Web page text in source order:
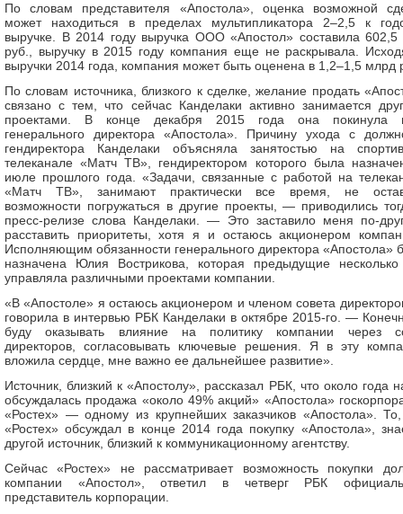
По словам представителя «Апостола», оценка возможной
может находиться в пределах мультипликатора 2–2,5 к
выручке. В 2014 году выручка ООО «Апостол» составила
руб., выручку в 2015 году компания еще не раскрывала.
выручки 2014 года, компания может быть оценена в 1,2–1,5 млрд
По словам источника, близкого к сделке, желание продать
связано с тем, что сейчас Канделаки активно занимается
проектами. В конце декабря 2015 года она покинула
генерального директора «Апостола». Причину ухода с
гендиректора Канделаки объясняла занятостью на
телеканале «Матч ТВ», гендиректором которого была
июле прошлого года. «Задачи, связанные с работой на
«Матч ТВ», занимают практически все время, не
возможности погружаться в другие проекты, — приводились
пресс-релизе слова Канделаки. — Это заставило меня по-
расставить приоритеты, хотя я и остаюсь акционером
Исполняющим обязанности генерального директора «Апостола»
назначена Юлия Вострикова, которая предыдущие
управляла различными проектами компании.
«В «Апостоле» я остаюсь акционером и членом совета
говорила в интервью РБК Канделаки в октябре 2015-го. —
буду оказывать влияние на политику компании через
директоров, согласовывать ключевые решения. Я в эту
вложила сердце, мне важно ее дальнейшее развитие».
Источник, близкий к «Апостолу», рассказал РБК, что около года
обсуждалась продажа «около 49% акций» «Апостола»
«Ростех» — одному из крупнейших заказчиков «Апостола».
«Ростех» обсуждал в конце 2014 года покупку «Апостола»,
другой источник, близкий к коммуникационному агентству.
Сейчас «Ростех» не рассматривает возможность покупки
компании «Апостол», ответил в четверг РБК
представитель корпорации.